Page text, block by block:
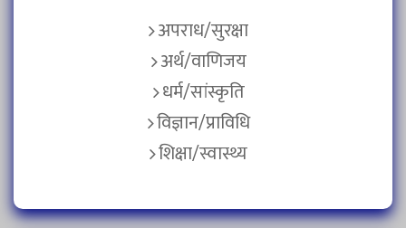
अपराध/सुरक्षा
अर्थ/वाणिजय
धर्म/सांस्कृति
विज्ञान/प्राविधि
शिक्षा/स्वास्थ्य